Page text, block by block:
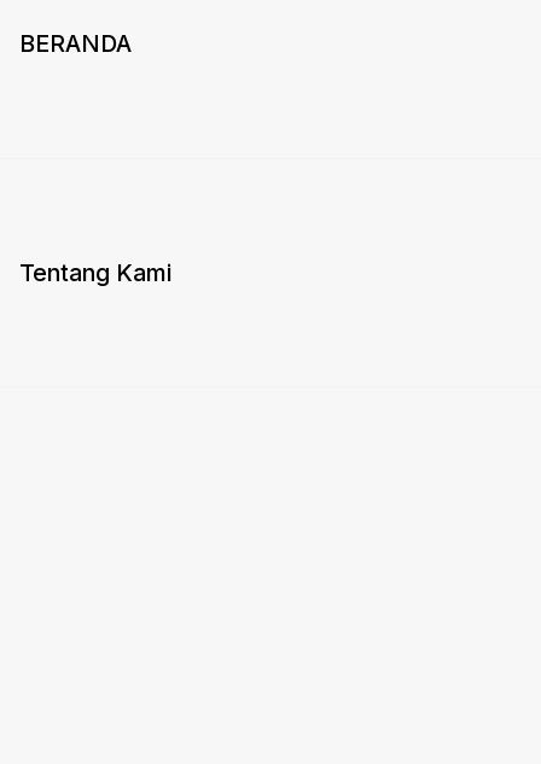
BERANDA
Tentang Kami